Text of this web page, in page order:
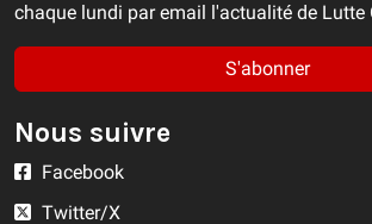
chaque lundi par email l'actualité de Lutte
S'abonner
Nous suivre
Facebook
Twitter/X